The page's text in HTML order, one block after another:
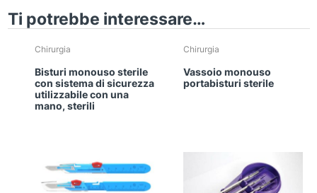
Ti potrebbe interessare…
Chirurgia
Bisturi monouso sterile
con sistema di sicurezza
utilizzabile con una
mano, sterili
Chirurgia
Vassoio monouso
portabisturi sterile